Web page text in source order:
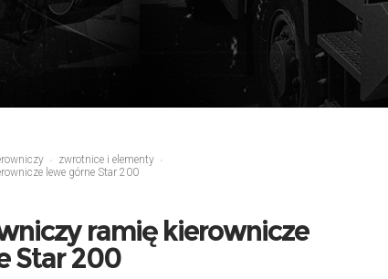
zwrotnice i elementy
lewe górne Star 200
ramię kierownicze
Star 200